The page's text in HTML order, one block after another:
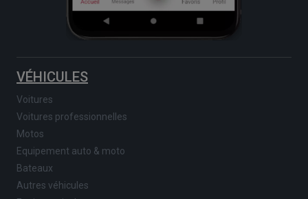
VÉHICULES
Voitures
Voitures professionnelles
Motos
Equipement auto & moto
Bateaux
Autres véhicules